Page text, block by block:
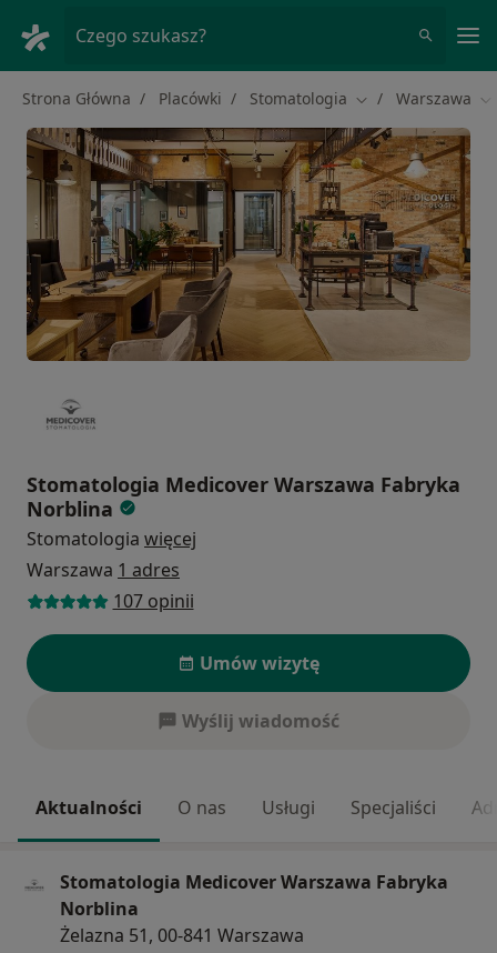
Czego szukasz?
Strona Główna Placówki Stomatologia Zmień miasto
Warszawa
Stomatologia Medicover Warszawa Fabryka
Norblina
Stomatologia więcej
Warszawa 1 adres
107 opinii
Umów wizytę
Wyślij wiadomość
Aktualności O nas Usługi Specjaliści
Stomatologia Medicover Warszawa Fabryka
Norblina
Żelazna 51, 00-841 Warszawa